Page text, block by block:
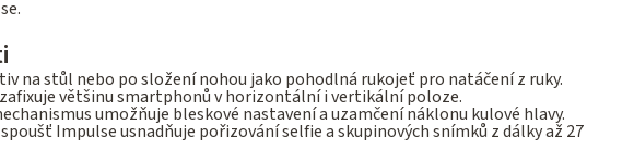
na stůl nebo po složení nohou jako pohodlná rukojeť pro natáčení z ruky.
většinu smartphonů v horizontální i vertikální poloze.
umožňuje bleskové nastavení a uzamčení náklonu kulové hlavy.
Impulse usnadňuje pořizování selfie a skupinových snímků z dálky až 27